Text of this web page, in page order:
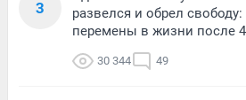
3
развелся и обрел
перемены в жизни после
30 344 49